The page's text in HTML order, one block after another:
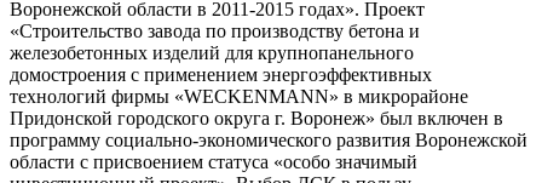
Воронежской области в 2011-2015 годах». Проект
«Строительство завода по производству бетона и
железобетонных изделий для крупнопанельного
домостроения с применением энергоэффективных
технологий фирмы «WECKENMANN» в микрорайоне
Придонской городского округа г. Воронеж» был включен в
программу социально-экономического развития Воронежской
области с присвоением статуса «особо значимый